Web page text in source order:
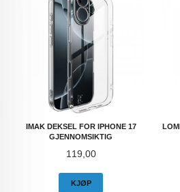
IMAK DEKSEL FOR IPHONE 17
GJENNOMSIKTIG
Pris
119,00
KJØP